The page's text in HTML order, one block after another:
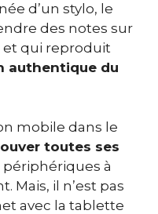
d’un stylo, le
des notes sur
et qui reproduit
authentique du
mobile dans le
toutes ses
à
Mais, il n’est pas
avec la tablette